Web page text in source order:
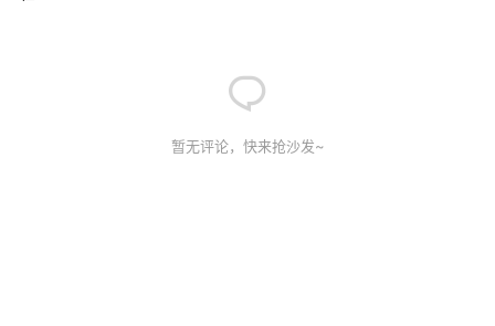
暂无评论，快来抢沙发~